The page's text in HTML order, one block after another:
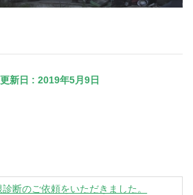
新日 : 2019年5月9日
断のご依頼をいただきました。